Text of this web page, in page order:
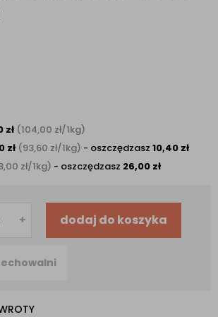
zł (104,00 zł/1kg)
zł (93,60 zł/1kg) - oszczędzasz 10,40 zł
zł/1kg) - oszczędzasz 26,00 zł
dodaj do koszyka